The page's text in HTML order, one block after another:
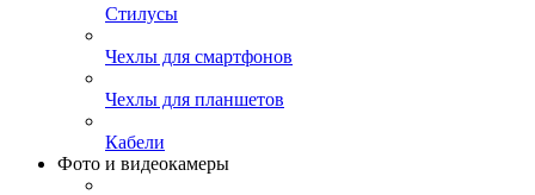
Стилусы
Чехлы для смартфонов
Чехлы для планшетов
Кабели
Фото и видеокамеры